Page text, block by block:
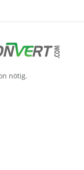
nötig.